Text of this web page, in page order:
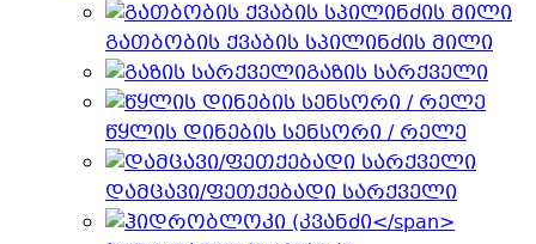
გათბობის ქვაბის სპილინძის მილი
გაზის სარქველი
წყლის დინების სენსორი / რელე
დამცავი/ფეთქებადი სარქველი